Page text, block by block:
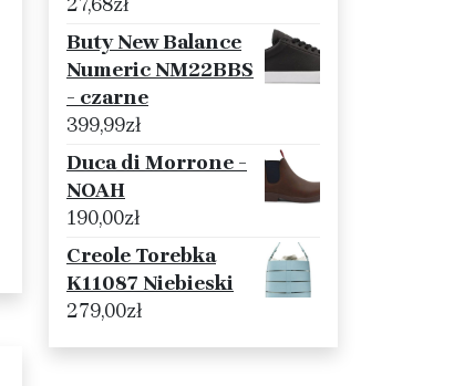
Buty New Balance
Numeric NM22BBS
- czarne
399,99zł
Duca di Morrone -
NOAH
190,00zł
Creole Torebka
K11087 Niebieski
279,00zł